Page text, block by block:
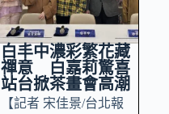
白丰中濃彩繁花藏
禪意 白嘉莉驚喜
站台掀茶畫會高潮
【記者 宋佳景/台北報